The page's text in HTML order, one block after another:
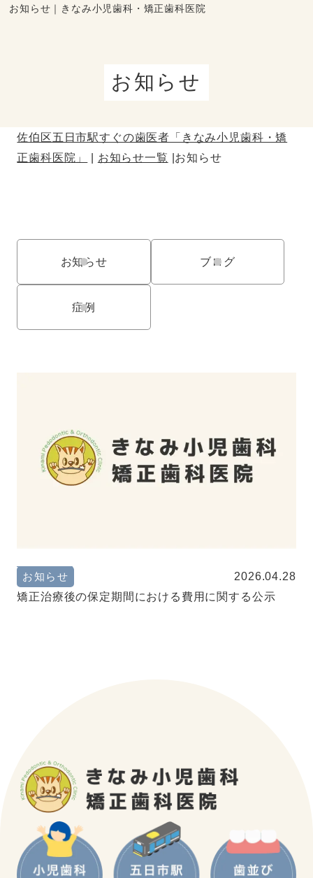
お知らせ｜きなみ小児歯科・矯正歯科医院
お知らせ
佐伯区五日市駅すぐの歯医者「きなみ小児歯科・矯
正歯科医院」
お知らせ一覧 お知らせ
お知らせ ブログ
症例
お知らせ
2026.04.28
矯正治療後の保定期間における費用に関する公示